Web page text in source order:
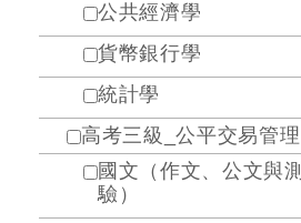
公共經濟學
貨幣銀行學
統計學
高考三級_公平交易管理
國文（作文、公文與測
驗）